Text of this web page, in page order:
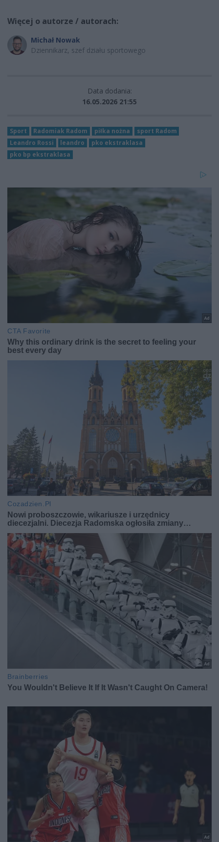
Więcej o autorze / autorach:
Michał Nowak
Dziennikarz, szef działu sportowego
Data dodania:
16.05.2026 21:55
Sport Radomiak Radom piłka nożna
sport Radom
Leandro Rossi
leandro
pko ekstraklasa
pko bp ekstraklasa